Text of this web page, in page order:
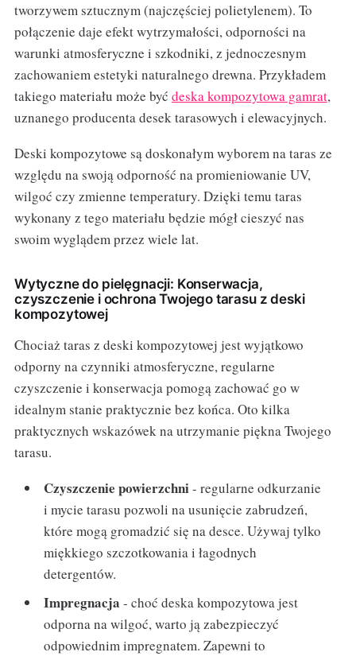
tworzywem sztucznym (najczęściej polietylenem). To
połączenie daje efekt wytrzymałości, odporności na
warunki atmosferyczne i szkodniki, z jednoczesnym
zachowaniem estetyki naturalnego drewna. Przykładem
takiego materiału może być deska kompozytowa gamrat,
uznanego producenta desek tarasowych i elewacyjnych.
Deski kompozytowe są doskonałym wyborem na taras ze
względu na swoją odporność na promieniowanie UV,
wilgoć czy zmienne temperatury. Dzięki temu taras
wykonany z tego materiału będzie mógł cieszyć nas
swoim wyglądem przez wiele lat.
Wytyczne do pielęgnacji: Konserwacja,
czyszczenie i ochrona Twojego tarasu z deski
kompozytowej
Chociaż taras z deski kompozytowej jest wyjątkowo
odporny na czynniki atmosferyczne, regularne
czyszczenie i konserwacja pomogą zachować go w
idealnym stanie praktycznie bez końca. Oto kilka
praktycznych wskazówek na utrzymanie piękna Twojego
tarasu.
Czyszczenie powierzchni- regularne odkurzanie
i mycie tarasu pozwoli na usunięcie zabrudzeń,
które mogą gromadzić się na desce. Używaj tylko
miękkiego szczotkowania i łagodnych
detergentów.
Impregnacja - choć deska kompozytowa jest
odporna na wilgoć, warto ją zabezpieczyć
odpowiednim impregnatem. Zapewni to